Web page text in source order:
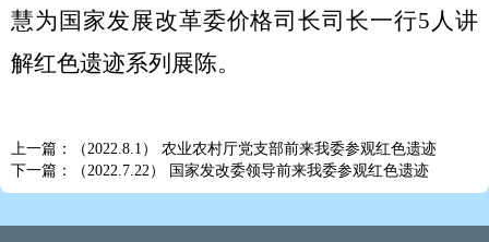
慧为国家发展改革委价格司长司长一行5人讲
解红色遗迹系列展陈。
上一篇：（2022.8.1） 农业农村厅党支部前来我委参观红色遗迹
下一篇：（2022.7.22） 国家发改委领导前来我委参观红色遗迹